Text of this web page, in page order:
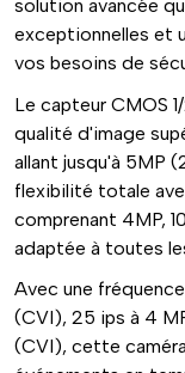
solution avancée
exceptionnelles et
vos besoins de
Le capteur CMOS
qualité d'image
allant jusqu'à 5MP
flexibilité totale
comprenant 4MP,
adaptée à toutes
Avec une
(CVI), 25 ips à 4
(CVI), cette